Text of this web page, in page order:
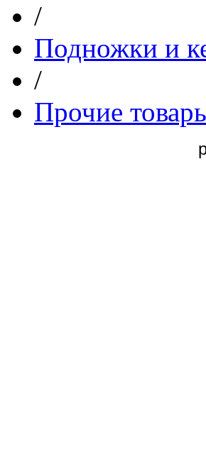
/
Подножки и
/
Прочие